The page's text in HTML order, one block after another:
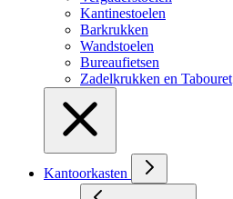
Kantinestoelen
Barkrukken
Wandstoelen
Bureaufietsen
Zadelkrukken en Tabouret
Kantoorkasten